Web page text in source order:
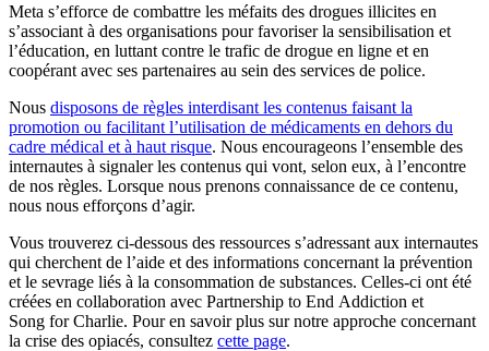
Meta s’efforce de combattre les méfaits des drogues illicites en
s’associant à des organisations pour favoriser la sensibilisation et
l’éducation, en luttant contre le trafic de drogue en ligne et en
coopérant avec ses partenaires au sein des services de police.
Nous disposons de règles interdisant les contenus faisant la
promotion ou facilitant l’utilisation de médicaments en dehors du
cadre médical et à haut risque. Nous encourageons l’ensemble des
internautes à signaler les contenus qui vont, selon eux, à l’encontre
de nos règles. Lorsque nous prenons connaissance de ce contenu,
nous nous efforçons d’agir.
Vous trouverez ci-dessous des ressources s’adressant aux internautes
qui cherchent de l’aide et des informations concernant la prévention
et le sevrage liés à la consommation de substances. Celles-ci ont été
créées en collaboration avec Partnership to End Addiction et
Song for Charlie. Pour en savoir plus sur notre approche concernant
la crise des opiacés, consultez cette page.